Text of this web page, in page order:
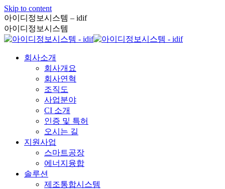
Skip to content
아이디정보시스템 – idif
아이디정보시스템
회사소개
회사개요
회사연혁
조직도
사업분야
CI 소개
인증 및 특허
오시는 길
지원사업
스마트공장
에너지융합
솔루션
제조통합시스템